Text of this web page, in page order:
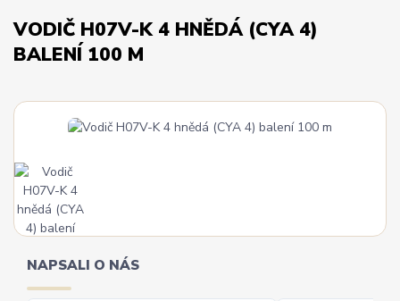
VODIČ H07V-K 4 HNĚDÁ (CYA 4)
BALENÍ 100 M
NAPSALI O NÁS